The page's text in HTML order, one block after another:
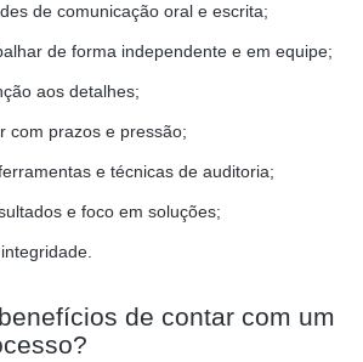
de comunicação oral e escrita;
de forma independente e em equipe;
aos detalhes;
com prazos e pressão;
e técnicas de auditoria;
e foco em soluções;
de contar com um